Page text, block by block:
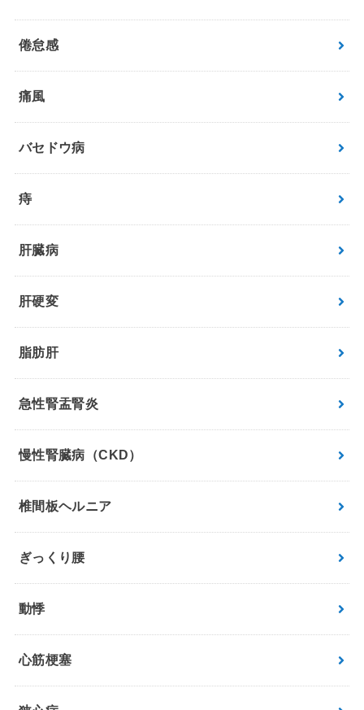
倦怠感
痛風
バセドウ病
痔
肝臓病
肝硬変
脂肪肝
急性腎盂腎炎
慢性腎臓病（CKD）
椎間板ヘルニア
ぎっくり腰
動悸
心筋梗塞